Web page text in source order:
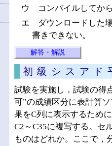
ウ コンバイルしてか
エ ダウンロードした
書きできない。
解答・解説
初級シスア
試験を実施し，試験の得
可”の成績区分に表計算
果をC列に表示するため
C2～C35に複写する。セ
ものはどれか。ここで，